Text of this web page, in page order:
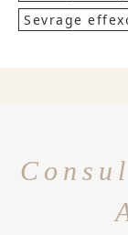
Sevrage